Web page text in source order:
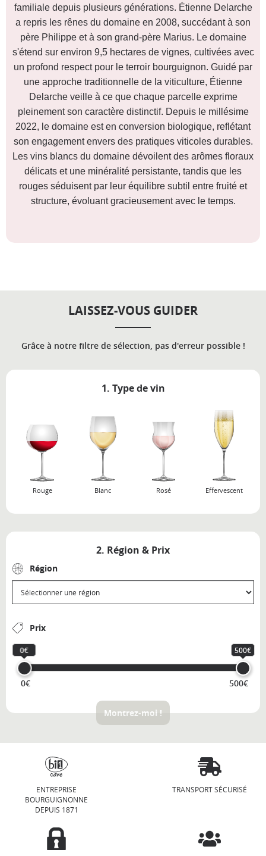
familiale depuis plusieurs générations. Étienne Delarche
a repris les rênes du domaine en 2008, succédant à son
père Philippe et à son grand-père Marius. Le domaine
s'étend sur environ 9,5 hectares de vignes, cultivées avec
un profond respect pour le terroir bourguignon. Guidé par
une approche traditionnelle de la viticulture, Étienne
Delarche veille à ce que chaque parcelle exprime
pleinement son caractère distinctif. Depuis le millésime
2022, le domaine est en conversion biologique, reflétant
son engagement envers des pratiques viticoles durables.
Les vins blancs du domaine dévoilent des arômes floraux
délicats et une minéralité persistante, tandis que les
rouges séduisent par leur équilibre subtil entre fruité et
structure, évoluant gracieusement avec le temps.
LAISSEZ-VOUS GUIDER
Grâce à notre filtre de sélection, pas d'erreur possible !
1. Type de vin
Rouge Blanc Rosé Effervescent
2. Région & Prix
Région
Prix
0€ 500€
0€ 500€
Montrez-moi !
ENTREPRISE
BOURGUIGNONNE
DEPUIS 1871
TRANSPORT SÉCURISÉ